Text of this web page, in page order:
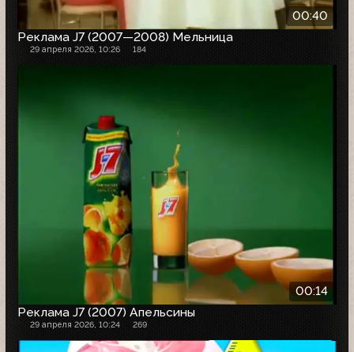
00:40
Реклама J7 (2007—2008) Мельница
29 апреля 2026, 10:26 184
00:14
Реклама J7 (2007) Апельсины
29 апреля 2026, 10:24 269